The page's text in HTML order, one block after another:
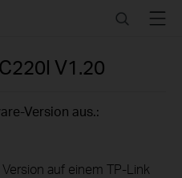
SearchMenu
V1.20
Version aus.:
auf einem TP-Link